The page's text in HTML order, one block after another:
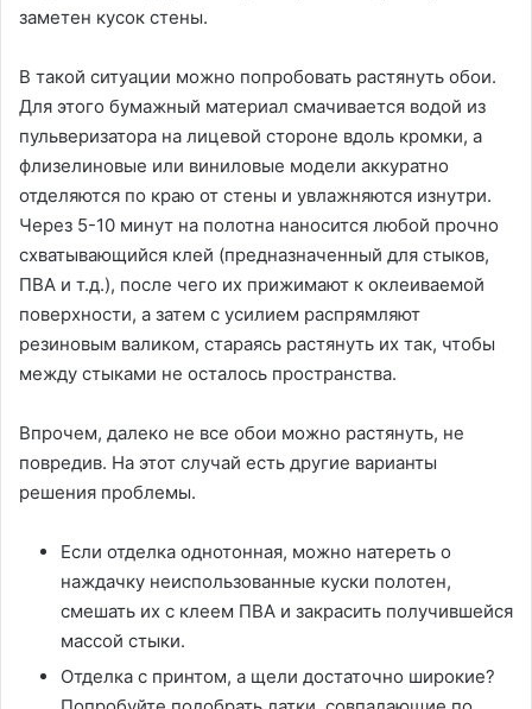
заметен кусок стены.
В такой ситуации можно попробовать растянуть обои.
Для этого бумажный материал смачивается водой из
пульверизатора на лицевой стороне вдоль кромки, а
флизелиновые или виниловые модели аккуратно
отделяются по краю от стены и увлажняются изнутри.
Через 5-10 минут на полотна наносится любой прочно
схватывающийся клей (предназначенный для стыков,
ПВА и т.д.), после чего их прижимают к оклеиваемой
поверхности, а затем с усилием распрямляют
резиновым валиком, стараясь растянуть их так, чтобы
между стыками не осталось пространства.
Впрочем, далеко не все обои можно растянуть, не
повредив. На этот случай есть другие варианты
решения проблемы.
Если отделка однотонная, можно натереть о
наждачку неиспользованные куски полотен,
смешать их с клеем ПВА и закрасить получившейся
массой стыки.
Отделка с принтом, а щели достаточно широкие?